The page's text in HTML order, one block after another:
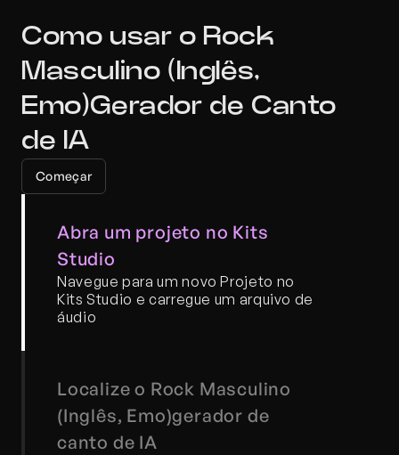
Como usar o Rock
Masculino (Inglês,
Emo)Gerador de Canto
de IA
Começar
Abra um projeto no Kits
Studio
Navegue para um novo Projeto no
Kits Studio e carregue um arquivo de
áudio
Localize o Rock Masculino
(Inglês, Emo)gerador de
canto de IA